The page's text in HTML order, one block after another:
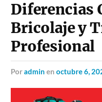
Diferencias
Bricolaje y
Profesional
poradmin enoctubre 6,